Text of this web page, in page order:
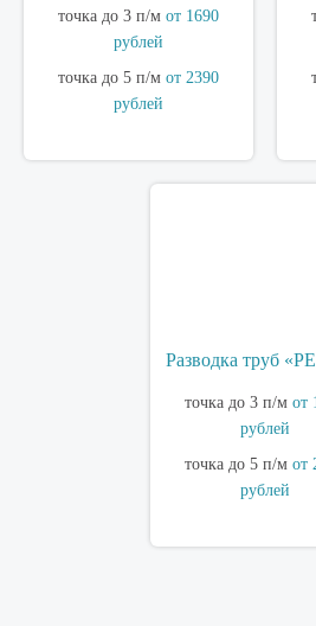
точка до 3 п/м от 1690
рублей
точка до 5 п/м от 2390
рублей
Разводка труб
точка до 3 п/м от
рублей
точка до 5 п/м от
рублей